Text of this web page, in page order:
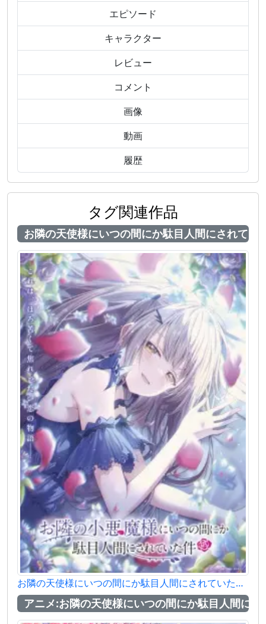
エピソード
キャラクター
レビュー
コメント
画像
動画
履歴
タグ関連作品
お隣の天使様にいつの間にか駄目人間にされてい
お隣の天使様にいつの間にか駄目人間にされていた件2
アニメ:お隣の天使様にいつの間にか駄目人間に